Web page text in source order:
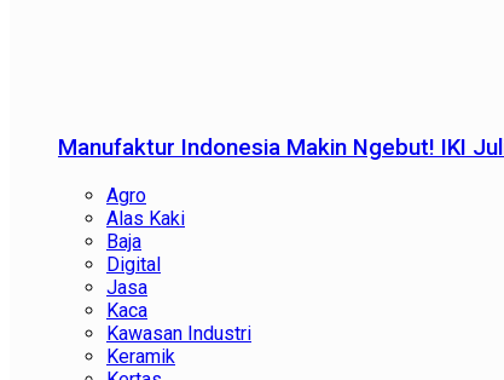
Manufaktur Indonesia Makin Ngebut! IKI
Agro
Alas Kaki
Baja
Digital
Jasa
Kaca
Kawasan Industri
Keramik